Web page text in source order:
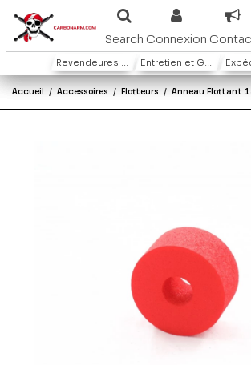
Search Connexion
Revendeures ou distributeures Entretien et Garantie
Accueil Accessoires Flotteurs Anneau Flottant